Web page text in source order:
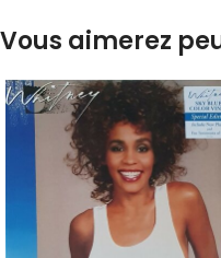
Vous aimerez